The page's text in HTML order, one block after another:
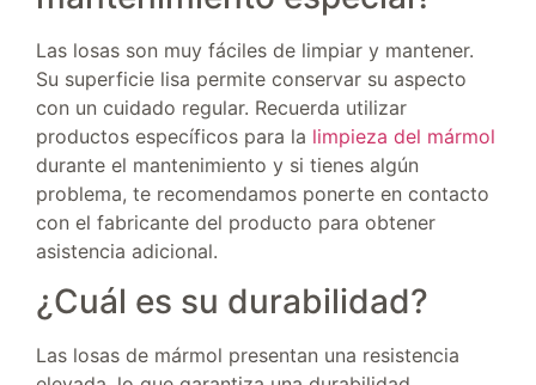
Las losas son muy fáciles de limpiar y mantener.
Su superficie lisa permite conservar su aspecto
con un cuidado regular. Recuerda utilizar
productos específicos para la limpieza del mármol
durante el mantenimiento y si tienes algún
problema, te recomendamos ponerte en contacto
con el fabricante del producto para obtener
asistencia adicional.
¿Cuál es su durabilidad?
Las losas de mármol presentan una resistencia